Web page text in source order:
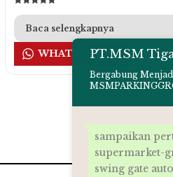
5.00
dari 5Baca selengkapnya
WHATSAPP USPT.MSM
Bergabung
sampaikan
supermarket-
swing gate